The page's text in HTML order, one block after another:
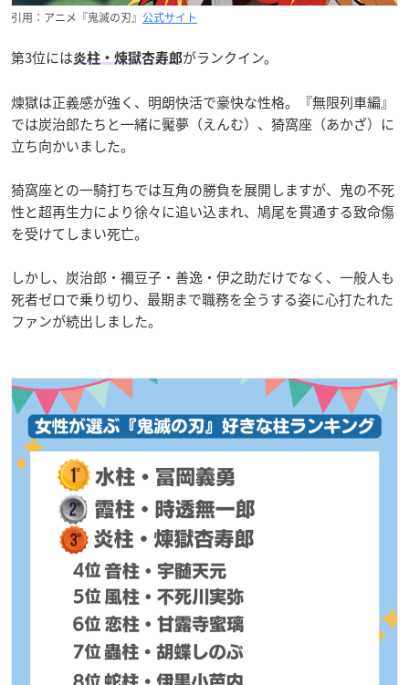
引用：アニメ『鬼滅の刃』 公式サイト
第3位には炎柱・煉獄杏寿郎がランクイン。
煉獄は正義感が強く、明朗快活で豪快な性格。『無限列車編』
では炭治郎たちと一緒に魘夢（えんむ）、猗窩座（あかざ）に
立ち向かいました。
猗窩座との一騎打ちでは互角の勝負を展開しますが、鬼の不死
性と超再生力により徐々に追い込まれ、鳩尾を貫通する致命傷
を受けてしまい死亡。
しかし、炭治郎・禰󠄀豆子・善逸・伊之助だけでなく、一般人も
死者ゼロで乗り切り、最期まで職務を全うする姿に心打たれた
ファンが続出しました。